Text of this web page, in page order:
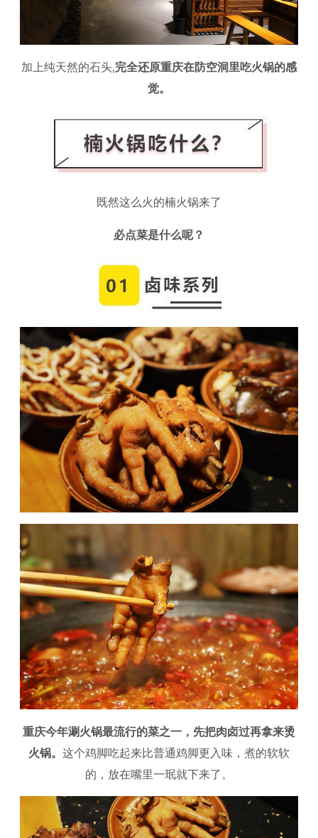
加上纯天然的石头,完全还原重庆在防空洞里吃火锅的感
觉。
既然这么火的楠火锅来了
必点菜是什么呢？
重庆今年涮火锅最流行的菜之一，先把肉卤过再拿来烫
火锅。 这个鸡脚吃起来比普通鸡脚更入味，煮的软软
的，放在嘴里一珉就下来了。